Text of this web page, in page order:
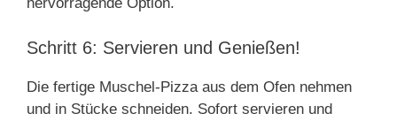
Schritt 6: Servieren und Genießen!
Die fertige Muschel-Pizza aus dem Ofen nehmen
und in Stücke schneiden. Sofort servieren und